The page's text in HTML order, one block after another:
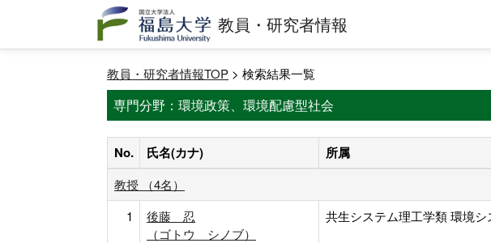
教員・研究者情報
教員・研究者情報TOP > 検索結果一覧
専門分野：環境政策、環境配慮型社会
No. 氏名(カナ) 所属
教授 （4名）
1
後藤 忍
（ゴトウ シノブ）
共生システム理工学類 環境シ